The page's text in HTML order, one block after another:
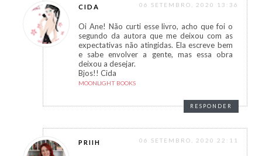
CIDA 06 SETEMBRO, 2020 13:36
Oi Ane! Não curti esse livro, acho que foi o
segundo da autora que me deixou com as
expectativas não atingidas. Ela escreve bem
e sabe envolver a gente, mas essa obra
deixou a desejar.
Bjos!! Cida
MOONLIGHT BOOKS
RESPONDER
PRIIH 06 SETEMBRO, 2020 22:11